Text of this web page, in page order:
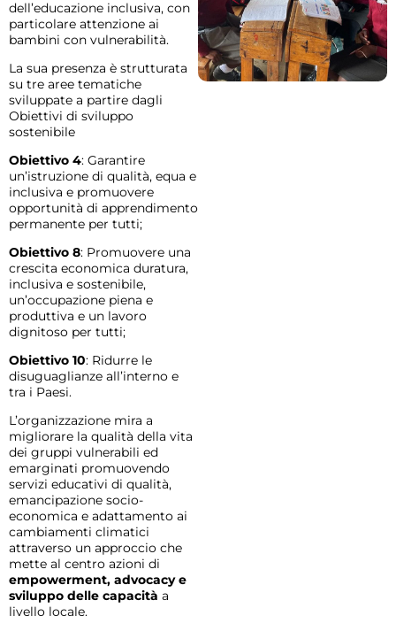
dell’educazione inclusiva, con
particolare attenzione ai
bambini con vulnerabilità.
La sua presenza è strutturata
su tre aree tematiche
sviluppate a partire dagli
Obiettivi di sviluppo
sostenibile
Obiettivo 4: Garantire
un’istruzione di qualità, equa e
inclusiva e promuovere
opportunità di apprendimento
permanente per tutti;
Obiettivo 8: Promuovere una
crescita economica duratura,
inclusiva e sostenibile,
un’occupazione piena e
produttiva e un lavoro
dignitoso per tutti;
Obiettivo 10: Ridurre le
disuguaglianze all’interno e
tra i Paesi.
L’organizzazione mira a
migliorare la qualità della vita
dei gruppi vulnerabili ed
emarginati promuovendo
servizi educativi di qualità,
emancipazione socio-
economica e adattamento ai
cambiamenti climatici
attraverso un approccio che
mette al centro azioni di
empowerment, advocacy e
sviluppo delle capacità a
livello locale.